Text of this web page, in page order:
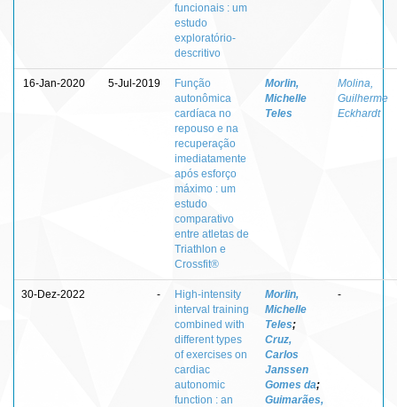
funcionais : um
estudo
exploratório-
descritivo
16-Jan-2020 5-Jul-2019
Função
autonômica
cardíaca no
repouso e na
recuperação
imediatamente
após esforço
máximo : um
estudo
comparativo
entre atletas de
Triathlon e
Crossfit®
Morlin,
Michelle
Teles
Molina,
Guilherme
Eckhardt
30-Dez-2022 -
High-intensity
interval training
combined with
different types
of exercises on
cardiac
autonomic
function : an
Morlin,
Michelle
Teles;
Cruz,
Carlos
Janssen
Gomes da;
Guimarães,
-